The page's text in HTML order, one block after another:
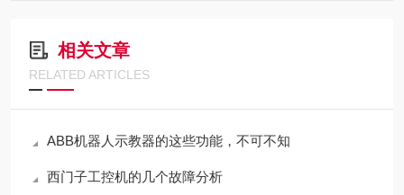
相关文章
RELATED ARTICLES
ABB机器人示教器的这些功能，不可不知
西门子工控机的几个故障分析